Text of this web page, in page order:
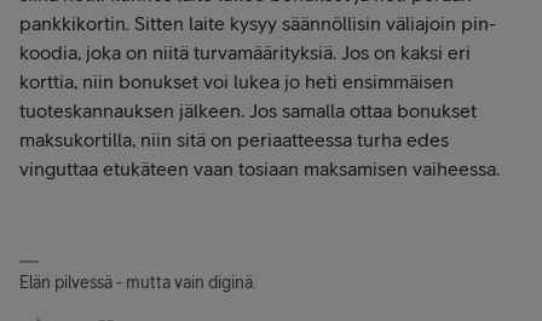
pankkikortin. Sitten laite kysyy säännöllisin väliajoin pin-
koodia, joka on niitä turvamäärityksiä. Jos on kaksi eri
korttia, niin bonukset voi lukea jo heti ensimmäisen
tuoteskannauksen jälkeen. Jos samalla ottaa bonukset
maksukortilla, niin sitä on periaatteessa turha edes
vinguttaa etukäteen vaan tosiaan maksamisen vaiheessa.
Elän pilvessä - mutta vain diginä.